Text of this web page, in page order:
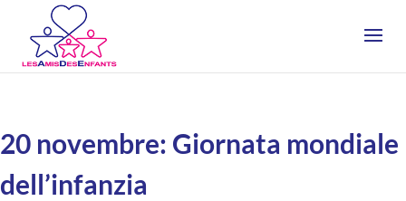
20 novembre: Giornata mondiale
dell’infanzia